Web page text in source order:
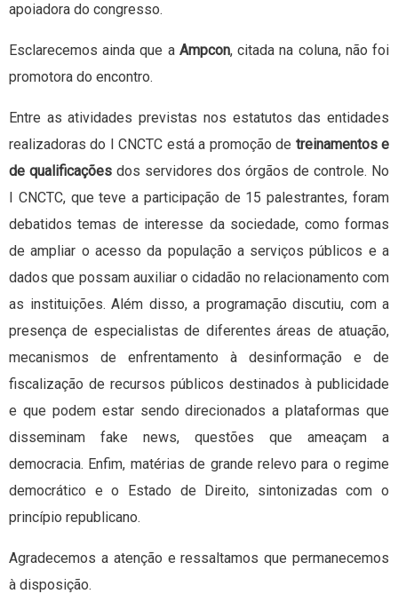
apoiadora do congresso.
Esclarecemos ainda que a Ampcon, citada na coluna, não foi
promotora do encontro.
Entre as atividades previstas nos estatutos das entidades
realizadoras do I CNCTC está a promoção de treinamentos e
de qualificações dos servidores dos órgãos de controle. No
I CNCTC, que teve a participação de 15 palestrantes, foram
debatidos temas de interesse da sociedade, como formas
de ampliar o acesso da população a serviços públicos e a
dados que possam auxiliar o cidadão no relacionamento com
as instituições. Além disso, a programação discutiu, com a
presença de especialistas de diferentes áreas de atuação,
mecanismos de enfrentamento à desinformação e de
fiscalização de recursos públicos destinados à publicidade
e que podem estar sendo direcionados a plataformas que
disseminam fake news, questões que ameaçam a
democracia. Enfim, matérias de grande relevo para o regime
democrático e o Estado de Direito, sintonizadas com o
princípio republicano.
Agradecemos a atenção e ressaltamos que permanecemos
à disposição.